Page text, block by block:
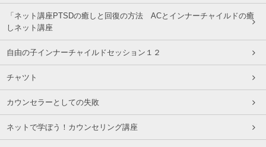
「ネット講座PTSDの癒しと回復の方法 ACとインナーチャイルドの癒
しネット講座
自由の子インナーチャイルドセッション１２
チャツト
カウンセラーとしての失敗
ネットで学ぼう！カウンセリング講座